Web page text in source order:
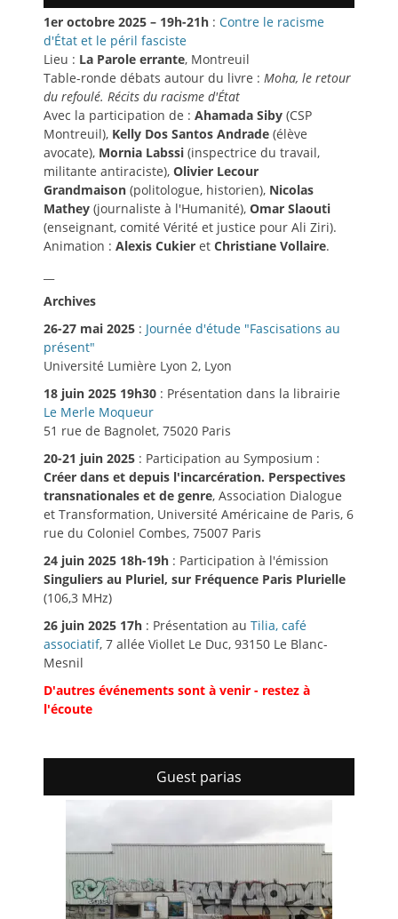
1er octobre 2025 – 19h-21h : Contre le racisme
d'État et le péril fasciste
Lieu : La Parole errante, Montreuil
Table-ronde débats autour du livre : Moha, le retour
du refoulé. Récits du racisme d'État
Avec la participation de : Ahamada Siby (CSP
Montreuil), Kelly Dos Santos Andrade (élève
avocate), Mornia Labssi (inspectrice du travail,
militante antiraciste), Olivier Lecour
Grandmaison (politologue, historien), Nicolas
Mathey (journaliste à l'Humanité), Omar Slaouti
(enseignant, comité Vérité et justice pour Ali Ziri).
Animation : Alexis Cukier et Christiane Vollaire.
Archives
26-27 mai 2025 : Journée d'étude "Fascisations au
présent"
Université Lumière Lyon 2, Lyon
18 juin 2025 19h30 : Présentation dans la librairie
Le Merle Moqueur
51 rue de Bagnolet, 75020 Paris
20-21 juin 2025 : Participation au Symposium :
Créer dans et depuis l'incarcération. Perspectives
transnationales et de genre, Association Dialogue
et Transformation, Université Américaine de Paris, 6
rue du Coloniel Combes, 75007 Paris
24 juin 2025 18h-19h : Participation à l'émission
Singuliers au Pluriel, sur Fréquence Paris Plurielle
(106,3 MHz)
26 juin 2025 17h : Présentation au Tilia, café
associatif, 7 allée Viollet Le Duc, 93150 Le Blanc-
Mesnil
D'autres événements sont à venir - restez à
l'écoute
Guest parias